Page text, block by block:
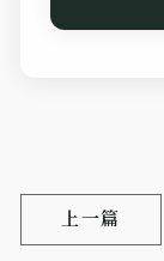
上一篇